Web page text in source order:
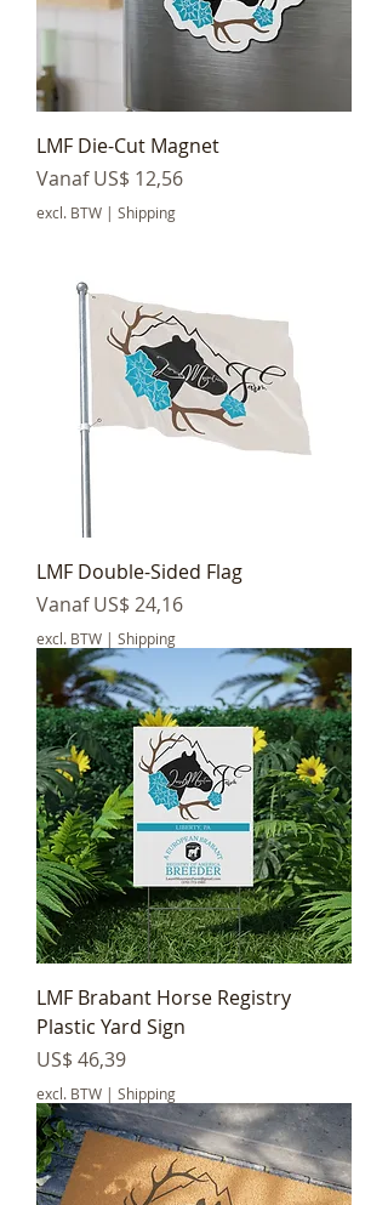
LMF Die-Cut Magnet
VanafUS$ 12,56
Verkoopprijs
excl. BTW | Shipping
LMF Double-Sided Flag
VanafUS$ 24,16
Verkoopprijs
excl. BTW | Shipping
LMF Brabant Horse Registry
Plastic Yard Sign
Prijs
US$ 46,39
excl. BTW | Shipping